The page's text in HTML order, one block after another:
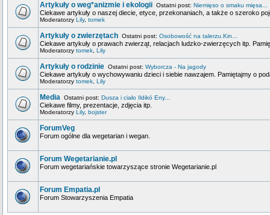
Artykuły o weg*anizmie i ekologii Ostatni post: Niemięso o smaku mięsa...
Ciekawe artykuły o naszej diecie, etyce, przekonaniach, a także o szeroko
Moderatorzy Lily, tomek
Artykuły o zwierzętach Ostatni post: Osobowość na talerzu.Kin...
Ciekawe artykuły o prawach zwierząt, relacjach ludzko-zwierzęcych itp.
Moderatorzy tomek Lily
Artykuły o rodzinie Ostatni post: Wyborcza - Na jagody
Ciekawe artykuły o wychowywaniu dzieci i siebie nawzajem. Pamiętajmy o
Moderatorzy tomek Lily
Media Ostatni post: Dusza i ciało Ildikó Eny...
Ciekawe filmy, prezentacje, zdjęcia itp.
Moderatorzy Lily, bojster
ForumVeg
Forum ogólne dla wegetarian i wegan.
Forum Wegetarianie.pl
Forum wegetariańskie towarzyszące stronie Wegetarianie.pl
Forum Empatia.pl
Forum Stowarzyszenia Empatia